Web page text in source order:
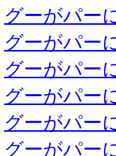
グーがパー
グーがパー
グーがパー
グーがパー
グーがパー
グーがパー